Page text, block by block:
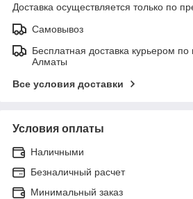
Доставка осуществляется только по
Самовывоз
Бесплатная доставка курьером по
Алматы
Все условия доставки
Условия оплаты
Наличными
Безналичный расчет
Минимальный заказ